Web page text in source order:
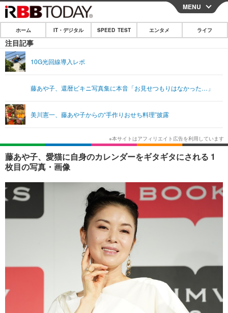
CLOSE
ホーム
IT・デジタル
ショッピング その他
エンタメTOP 映画・ドラマ
韓国・芸能
音楽 スポーツ
その他
ライフ
ライフTOP グルメ
ペット ショッピング
その他
リリース一覧
プッシュ通知の停止方法
MENU
ホーム IT・デジタル SPEED TEST エンタメ ライフ
注目記事
10G光回線導入レポ
藤あや子、還暦ビキニ写真集に本音「お見せつもりはなかった…」
美川憲一、藤あや子からの“手作りおせち料理”披露
藤あや子、愛猫に自身のカレンダーをギタギタにされる 1
枚目の写真・画像